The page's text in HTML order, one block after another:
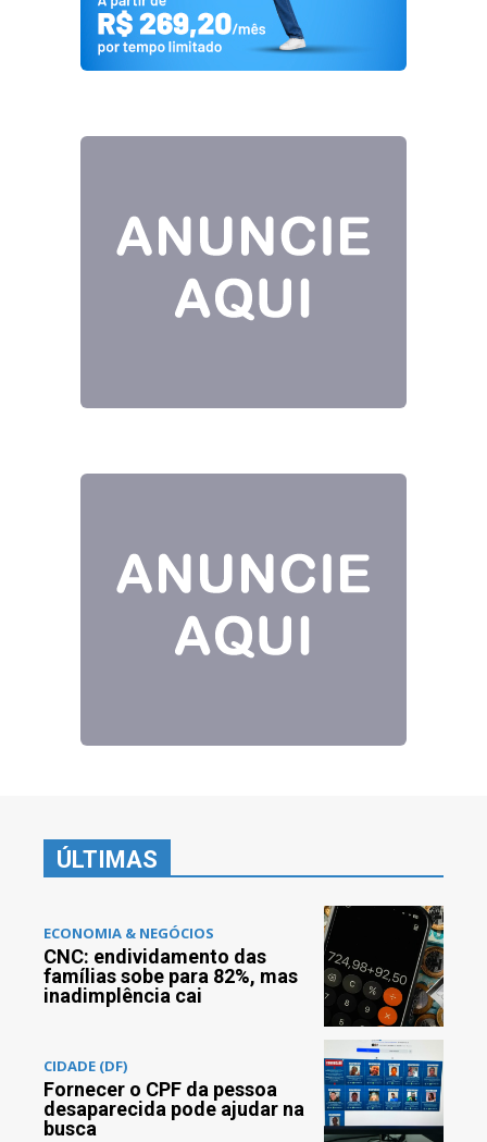
ÚLTIMAS
ECONOMIA & NEGÓCIOS
CNC: endividamento das
famílias sobe para 82%, mas
inadimplência cai
CIDADE (DF)
Fornecer o CPF da pessoa
desaparecida pode ajudar na
busca